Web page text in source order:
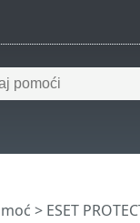
> ESET